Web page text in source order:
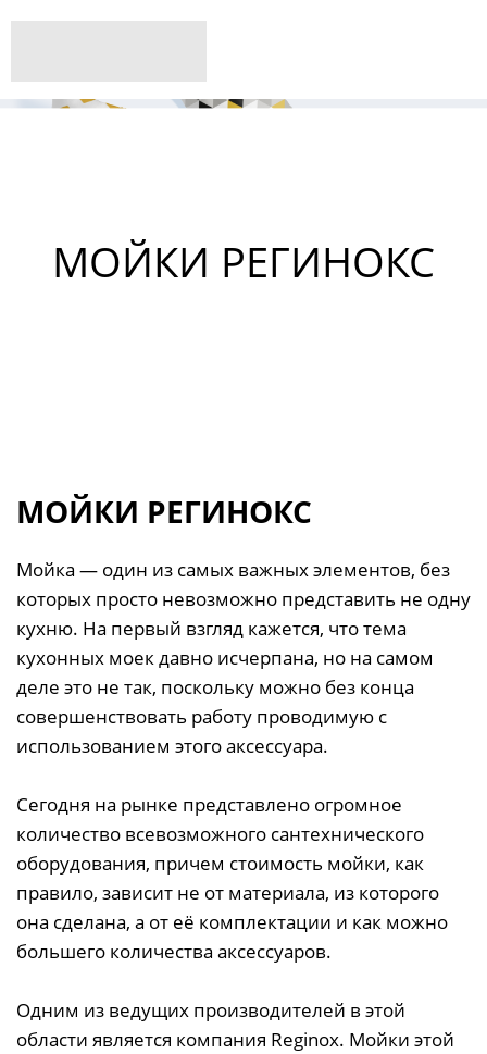
МОЙКИ РЕГИНОКС
МОЙКИ РЕГИНОКС
Мойка — один из самых важных элементов, без
которых просто невозможно представить не одну
кухню. На первый взгляд кажется, что тема
кухонных моек давно исчерпана, но на самом
деле это не так, поскольку можно без конца
совершенствовать работу проводимую с
использованием этого аксессуара.
Сегодня на рынке представлено огромное
количество всевозможного сантехнического
оборудования, причем стоимость мойки, как
правило, зависит не от материала, из которого
она сделана, а от её комплектации и как можно
большего количества аксессуаров.
Одним из ведущих производителей в этой
области является компания Reginox. Мойки этой